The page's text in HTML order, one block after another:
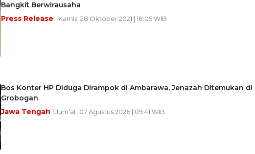
Bangkit Berwirausaha
Press Release | Kamis, 28 Oktober 2021 | 18:05 WIB
Bos Konter HP Diduga Dirampok di Ambarawa, Jenazah Ditemukan di
Grobogan
Jawa Tengah | Jum'at, 07 Agustus 2026 | 09:41 WIB